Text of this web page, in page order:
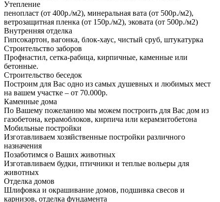
Утепление
пенопласт (от 400р./м2), минеральная вата (от 500р./м2),
ветрозащитная пленка (от 150р./м2), эковата (от 500р./м2)
Внутренняя отделка
Гипсокартон, вагонка, блок-хаус, чистый сруб, штукатурка
Строительство заборов
Профнастил, сетка-рабица, кирпичные, каменные или
бетонные.
Строительство беседок
Построим для Вас одно из самых душевных и любимых мест
на вашем участке – от 70.000р.
Каменные дома
По Вашему пожеланию мы можем построить для Вас дом из
газобетона, керамоблоков, кирпича или керамзитобетона
Мобильные постройки
Изготавливаем хозяйственные постройки различного
назначения
Позаботимся о Ваших животных
Изготавливаем будки, птичники и теплые вольеры для
животных
Отделка домов
Шлифовка и окрашивание домов, подшивка свесов и
карнизов, отделка фундамента